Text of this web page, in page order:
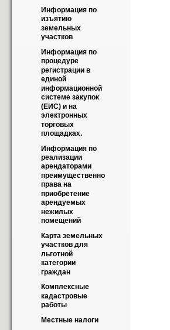
Информация по
изъятию
земельных
участков
Информация по
процедуре
регистрации в
единой
информационной
системе закупок
(ЕИС) и на
электронных
торговых
площадках.
Информация по
реализации
арендаторами
преимущественно
права на
приобретение
арендуемых
нежилых
помещений
Карта земельных
участков для
льготной
категории
граждан
Комплексные
кадастровые
работы
Местные налоги